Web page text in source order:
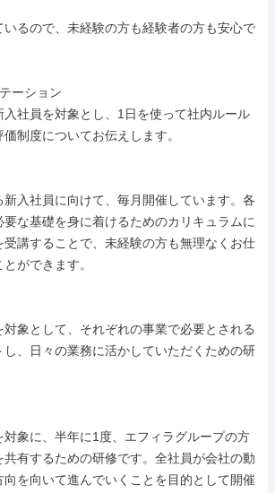
るので、未経験の方も経験者の方も安心で
ーション
社員を対象とし、1日を使って社内ルール
制度についてお伝えします。
新入社員に向けて、毎月開催しています。各
な基礎を身に着けるためのカリキュラムに
受講することで、未経験の方も無理なくお仕
ができます。
象として、それぞれの事業で必要とされる
、日々の業務に活かしていただくための研
象に、半年に1度、エフィラグループの方
共有するための研修です。全社員が会社の動
向を向いて進んでいくことを目的として開催